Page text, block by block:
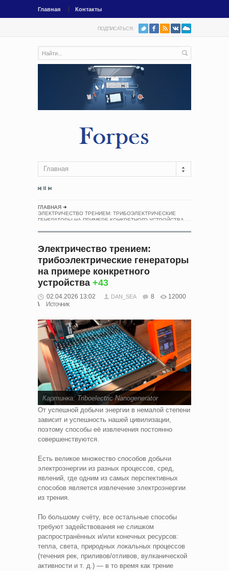
Главная Контакты
ПОДПИСАТЬСЯ:
Главная
ГЛАВНАЯ
ЭЛЕКТРИЧЕСТВО ТРЕНИЕМ: ТРИБОЭЛЕКТРИЧЕСКИЕ
ГЕНЕРАТОРЫ НА ПРИМЕРЕ КОНКРЕТНОГО УСТРОЙСТВА
Электричество трением:
трибоэлектрические генераторы
на примере конкретного
устройства +43
02.04.2026 13:02 DAN_SEA 8
12000
Источник
Картинка: Triboelectric Nanogenerator
От успешной добычи энергии в немалой степени
зависит и успешность нашей цивилизации,
поэтому способы её извлечения постоянно
совершенствуются.
Есть великое множество способов добычи
электроэнергии из разных процессов, сред,
явлений, где одним из самых перспективных
способов является извлечение электроэнергии
из трения.
По большому счёту, все остальные способы
требуют задействования не слишком
распространённых и/или конечных ресурсов:
тепла, света, природных локальных процессов
(течения рек, приливов/отливов, вулканической
активности и т. д.) — в то время как трение